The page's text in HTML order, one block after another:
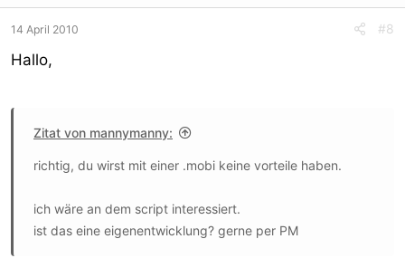
14 April 2010 #8
Hallo,
Zitat von mannymanny:
richtig, du wirst mit einer .mobi keine vorteile haben.
ich wäre an dem script interessiert.
ist das eine eigenentwicklung? gerne per PM